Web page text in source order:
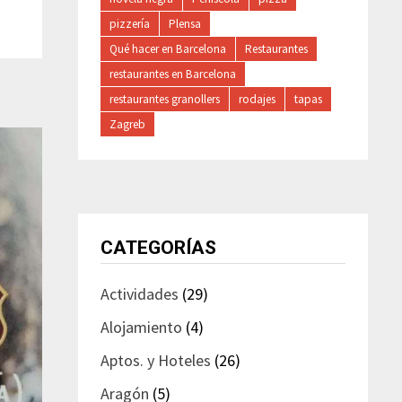
pizzería
Plensa
Qué hacer en Barcelona
Restaurantes
restaurantes en Barcelona
restaurantes granollers
rodajes
tapas
Zagreb
CATEGORÍAS
Actividades (29)
Alojamiento (4)
Aptos. y Hoteles (26)
Aragón (5)